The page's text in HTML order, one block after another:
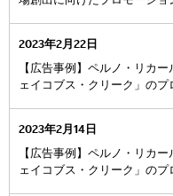
2023年2月22日
【広告事例】ペルノ・リカ
ェイコブス・クリーク」の
2023年2月14日
【広告事例】ペルノ・リカ
ェイコブス・クリーク」の